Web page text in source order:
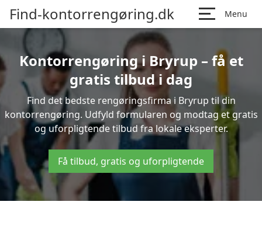
Find-kontorrengøring.dk Menu
Kontorrengøring i Bryrup – få et
gratis tilbud i dag
Find det bedste rengøringsfirma i Bryrup til din
kontorrengøring. Udfyld formularen og modtag et gratis
og uforpligtende tilbud fra lokale eksperter.
Få tilbud, gratis og uforpligtende